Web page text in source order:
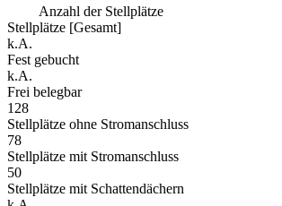
Anzahl der Stellplätze
Stellplätze [Gesamt]
k.A.
Fest gebucht
k.A.
Frei belegbar
128
Stellplätze ohne Stromanschluss
78
Stellplätze mit Stromanschluss
50
Stellplätze mit Schattendächern